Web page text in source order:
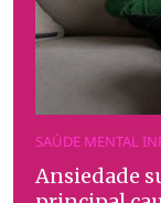
SAÚDE MENTAL
Ansiedade